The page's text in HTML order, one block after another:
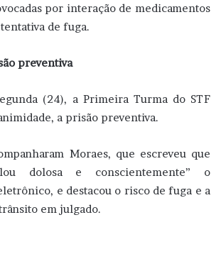
por interação de medicamentos
de fuga.
preventiva
(24), a Primeira Turma do STF
a prisão preventiva.
Moraes, que escreveu que
dolosa e conscientemente” o
e destacou o risco de fuga e a
em julgado.